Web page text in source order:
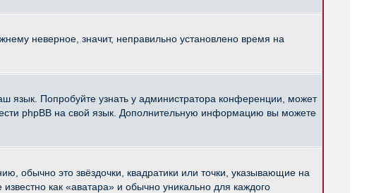
неверное, значит, неправильно установлено время на
язык. Попробуйте узнать у администратора конференции, может
phpBB на свой язык. Дополнительную информацию вы можете
обычно это звёздочки, квадратики или точки, указывающие на
как «аватара» и обычно уникально для каждого